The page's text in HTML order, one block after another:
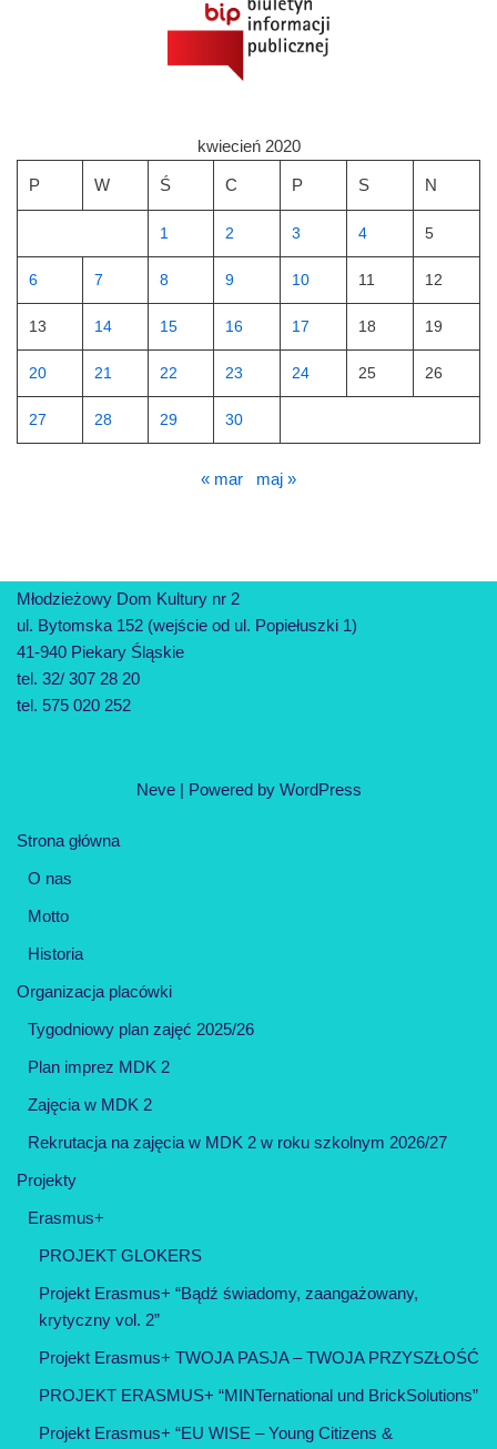
kwiecień 2020
P W Ś C P S N
1 2 3 4 5
6 7 8 9 10 11 12
13 14 15 16 17 18 19
20 21 22 23 24 25 26
27 28 29 30
« mar maj »
Młodzieżowy Dom Kultury nr 2
ul. Bytomska 152 (wejście od ul. Popiełuszki 1)
41-940 Piekary Śląskie
tel. 32/ 307 28 20
tel. 575 020 252
Neve| Powered by WordPress
Strona główna
O nas
Motto
Historia
Organizacja placówki
Tygodniowy plan zajęć 2025/26
Plan imprez MDK 2
Zajęcia w MDK 2
Rekrutacja na zajęcia w MDK 2 w roku szkolnym 2026/27
Projekty
Erasmus+
PROJEKT GLOKERS
Projekt Erasmus+ “Bądź świadomy, zaangażowany,
krytyczny vol. 2”
Projekt Erasmus+ TWOJA PASJA – TWOJA PRZYSZŁOŚĆ
PROJEKT ERASMUS+ “MINTernational und BrickSolutions”
Projekt Erasmus+ “EU WISE – Young Citizens &